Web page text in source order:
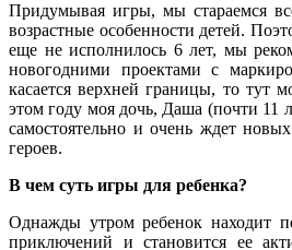
Придумывая игры, мы стараемся
возрастные особенности детей.
еще не исполнилось 6 лет, мы
новогодними проектами с
касается верхней границы, то тут
этом году моя дочь, Даша (почти 11
самостоятельно и очень ждет
героев.
В чем суть игры для ребенка?
Однажды утром ребенок находит
приключений и становится ее